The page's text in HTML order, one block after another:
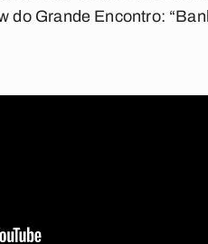
do Grande Encontro: